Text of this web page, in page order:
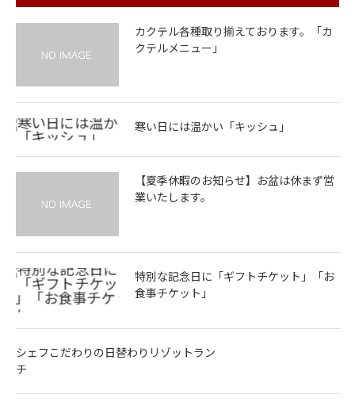
カクテル各種取り揃えております。「カ
クテルメニュー」
寒い日には温かい「キッシュ」
【夏季休暇のお知らせ】お盆は休まず営
業いたします。
特別な記念日に「ギフトチケット」「お
食事チケット」
シェフこだわりの日替わりリゾットラン
チ